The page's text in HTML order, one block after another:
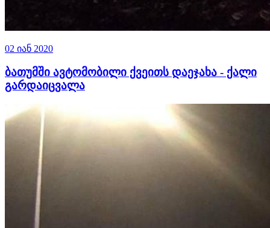
02 იან 2020
ბათუმში ავტომობილი ქვეითს დაეჯახა - ქალი
გარდაიცვალა